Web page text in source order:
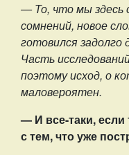
— То, что мы здесь
сомнений, новое
готовился задолго
Часть
поэтому исход, о
маловероятен.
— И все-таки, если
с тем, что уже